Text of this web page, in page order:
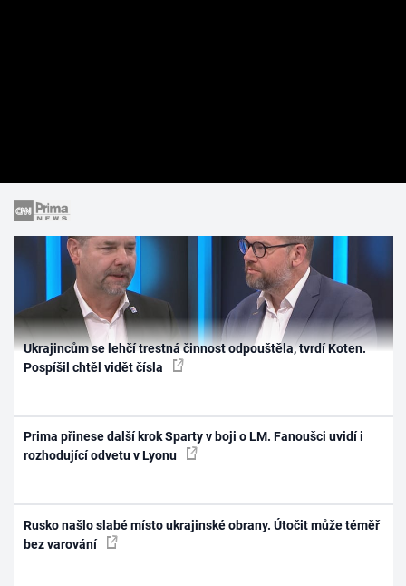
Ukrajincům se lehčí trestná činnost odpouštěla, tvrdí Koten.
Pospíšil chtěl vidět čísla
Prima přinese další krok Sparty v boji o LM. Fanoušci uvidí i
rozhodující odvetu v Lyonu
Rusko našlo slabé místo ukrajinské obrany. Útočit může téměř
bez varování